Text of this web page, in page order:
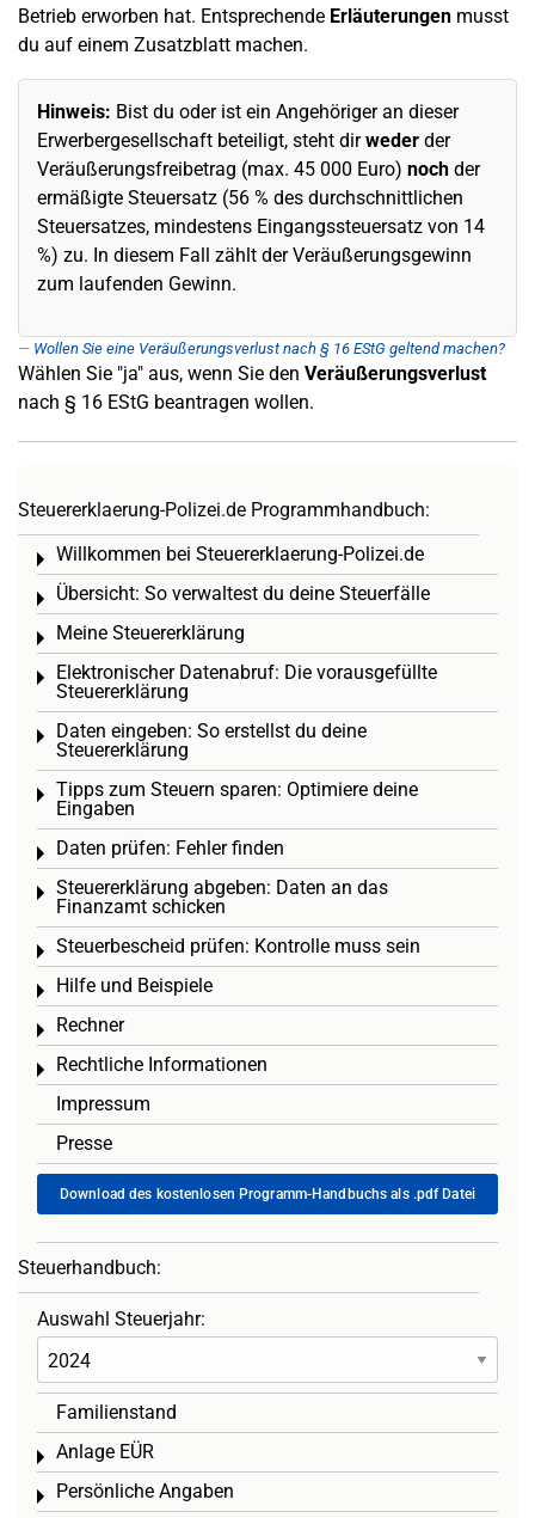
Betrieb erworben hat. Entsprechende Erläuterungen musst
du auf einem Zusatzblatt machen.
Hinweis: Bist du oder ist ein Angehöriger an dieser
Erwerbergesellschaft beteiligt, steht dirweder der
Veräußerungsfreibetrag (max. 45 000 Euro) noch der
ermäßigte Steuersatz (56 % des durchschnittlichen
Steuersatzes, mindestens Eingangssteuersatz von 14
%) zu. In diesem Fall zählt der Veräußerungsgewinn
zum laufenden Gewinn.
Wollen Sie eine Veräußerungsverlust nach § 16 EStG geltend machen?
Wählen Sie "ja" aus, wenn Sie den Veräußerungsverlust
nach § 16 EStG beantragen wollen.
Steuererklaerung-Polizei.de Programmhandbuch:
Willkommen bei Steuererklaerung-Polizei.de
Toggle menu
Übersicht: So verwaltest du deine Steuerfälle
Toggle menu
Meine Steuererklärung
Toggle menu
Elektronischer Datenabruf: Die vorausgefüllte
Steuererklärung
Toggle menu
Daten eingeben: So erstellst du deine
Steuererklärung
Toggle menu
Tipps zum Steuern sparen: Optimiere deine
Eingaben
Toggle menu
Daten prüfen: Fehler finden
Toggle menu
Steuererklärung abgeben: Daten an das
Finanzamt schicken
Toggle menu
Steuerbescheid prüfen: Kontrolle muss sein
Toggle menu
Hilfe und Beispiele
Toggle menu
Rechner
Toggle menu
Rechtliche Informationen
Toggle menu
Impressum
Presse
Download des kostenlosen Programm-Handbuchs als .pdf Datei
Steuerhandbuch:
Auswahl Steuerjahr:
Familienstand
Anlage EÜR
Toggle menu
Persönliche Angaben
Toggle menu